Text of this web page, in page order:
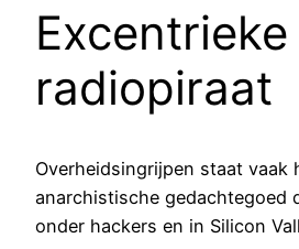
Excentrieke
radiopiraat
Overheidsingrijpen staat vaak
anarchistische gedachtegoed
onder hackers en in Silicon